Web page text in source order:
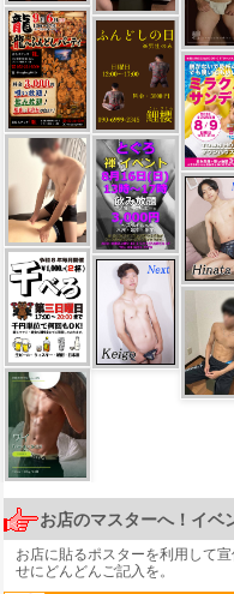
お店のマスターへ！イベ
お店に貼るポスターを利用して宣
せにどんどんご記入を。